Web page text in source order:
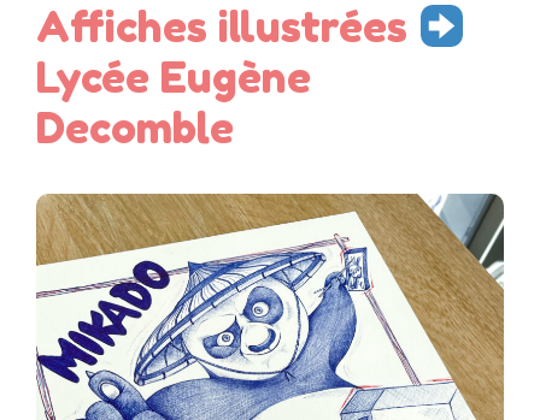
Affiches illustrées
Lycée Eugène
Decomble